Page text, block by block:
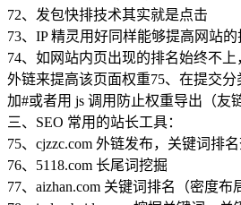
72、发包快排技术其实就是点击
73、IP 精灵用好同样能够提高网站的
74、如网站内页出现的排名始终不
外链来提高该页面权重75、在提交
加#或者用 js 调用防止权重导出（友
三、SEO 常用的站长工具：
75、cjzzc.com 外链发布，关键词排
76、5118.com 长尾词挖掘
77、aizhan.com 关键词排名（密度布